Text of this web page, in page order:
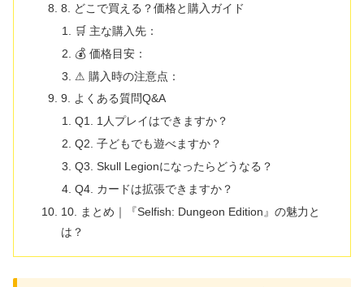
8. どこで買える？価格と購入ガイド
🛒 主な購入先：
💰 価格目安：
⚠ 購入時の注意点：
9. よくある質問Q&A
Q1. 1人プレイはできますか？
Q2. 子どもでも遊べますか？
Q3. Skull Legionになったらどうなる？
Q4. カードは拡張できますか？
10. まとめ｜『Selfish: Dungeon Edition』の魅力と
は？